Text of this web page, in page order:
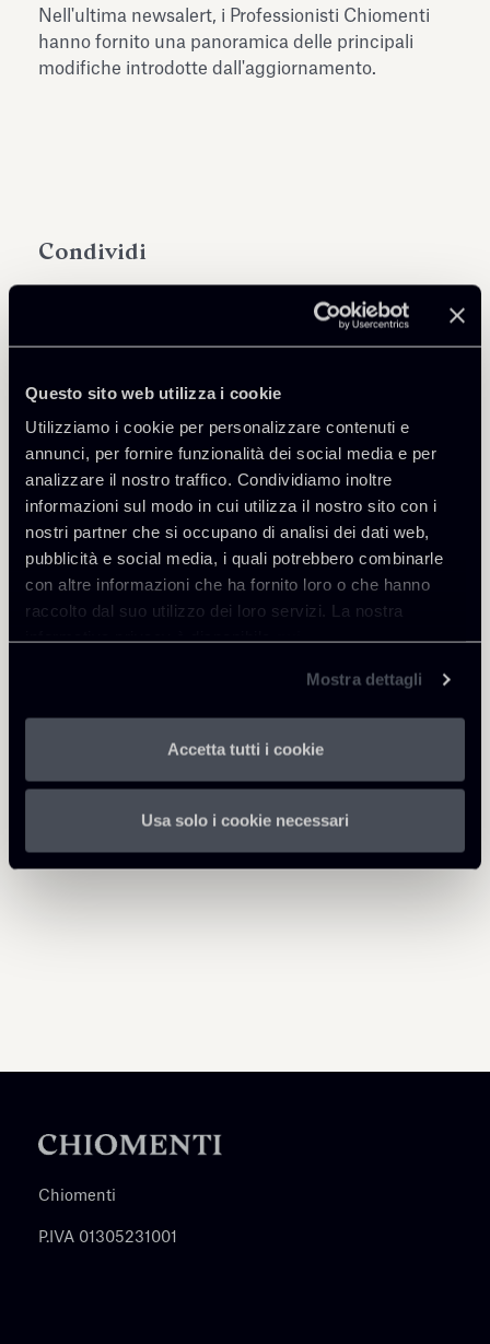
Questo sito web utilizza i cookie
Utilizziamo i cookie per personalizzare contenuti e
annunci, per fornire funzionalità dei social media e per
analizzare il nostro traffico. Condividiamo inoltre
informazioni sul modo in cui utilizza il nostro sito con i
nostri partner che si occupano di analisi dei dati web,
pubblicità e social media, i quali potrebbero combinarle
con altre informazioni che ha fornito loro o che hanno
raccolto dal suo utilizzo dei loro servizi. La nostra
informativa privacy è disponibilequi.
Mostra dettagli
Accetta tutti i cookie
Usa solo i cookie necessari
Approfondisci
Tax
Scarica Allegati
201125-Newsalert-Tax-ITA.pdf 1 Mb
Nell'ultima newsalert, i Professionisti Chiomenti
hanno fornito una panoramica delle principali
modifiche introdotte dall'aggiornamento.
Condividi
Chiomenti
P.IVA 01305231001